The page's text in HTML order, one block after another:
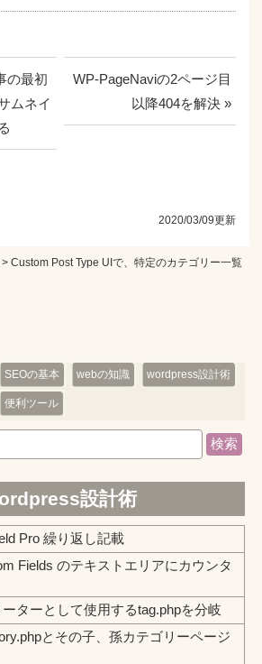
の最初
ムネイ
WP-PageNaviの2ページ目
以降404を解決 »
2020/03/09更新
> Custom Post Type UIで、特定のカテゴリー一覧
SEOの基本 webの知識 wordpress設計術
便利ツール
検索
設計術
Pro 繰り返し記載
Fields のテキストエリアにカウンタ
ターとして使用するtag.phpを分岐
とその子、孫カテゴリーページ